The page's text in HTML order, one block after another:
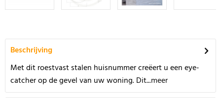
Beschrijving
Met dit roestvast stalen huisnummer creëert u een eye-
catcher op de gevel van uw woning. Dit...meer